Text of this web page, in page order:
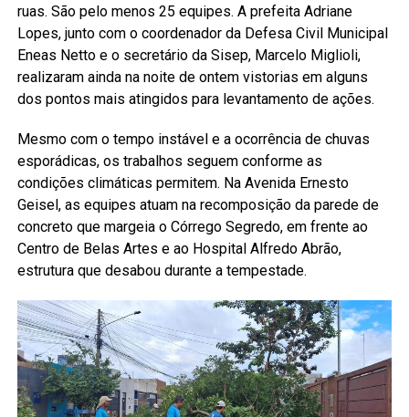
ruas. São pelo menos 25 equipes. A prefeita Adriane
Lopes, junto com o coordenador da Defesa Civil Municipal
Eneas Netto e o secretário da Sisep, Marcelo Miglioli,
realizaram ainda na noite de ontem vistorias em alguns
dos pontos mais atingidos para levantamento de ações.
Mesmo com o tempo instável e a ocorrência de chuvas
esporádicas, os trabalhos seguem conforme as
condições climáticas permitem. Na Avenida Ernesto
Geisel, as equipes atuam na recomposição da parede de
concreto que margeia o Córrego Segredo, em frente ao
Centro de Belas Artes e ao Hospital Alfredo Abrão,
estrutura que desabou durante a tempestade.